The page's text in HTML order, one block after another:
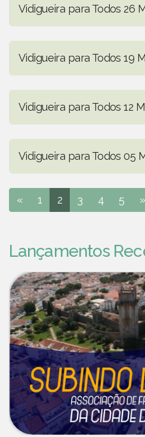
Vidigueira para Todos 26
Vidigueira para Todos 19
Vidigueira para Todos 12
Vidigueira para Todos 05
« 1 2 3 4 5 »
Lançamentos